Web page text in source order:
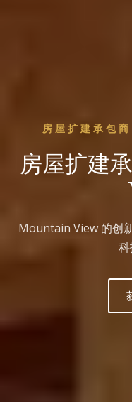
房屋扩建承包
房屋扩建
Mountain View 的创
科